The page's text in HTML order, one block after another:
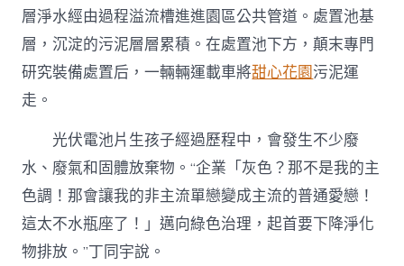
層淨水經由過程溢流槽進進園區公共管道。處置池基
層，沉淀的污泥層層累積。在處置池下方，顛末專門
研究裝備處置后，一輛輛運載車將甜心花園污泥運
走。
光伏電池片生孩子經過歷程中，會發生不少廢
水、廢氣和固體放棄物。“企業「灰色？那不是我的主
色調！那會讓我的非主流單戀變成主流的普通愛戀！
這太不水瓶座了！」邁向綠色治理，起首要下降淨化
物排放。”丁同宇說。